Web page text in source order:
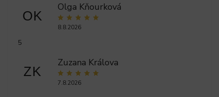
OK
Olga Kňourková
8.8.2026
5
ZK
Zuzana Králova
7.8.2026